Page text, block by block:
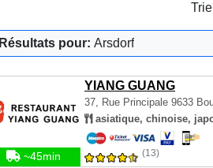
Résultats pour: Arsdorf
YIANG GUANG
37, Rue Principale 9633
asiatique, chinoise,
~45min (13)